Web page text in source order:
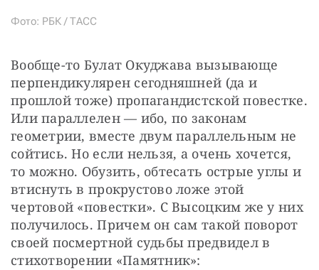
Фото: РБК / ТАСС
Вообще-то Булат Окуджава вызывающе
перпендикулярен сегодняшней (да и
прошлой тоже) пропагандистской повестке.
Или параллелен — ибо, по законам
геометрии, вместе двум параллельным не
сойтись. Но если нельзя, а очень хочется,
то можно. Обузить, обтесать острые углы и
втиснуть в прокрустово ложе этой
чертовой «повестки». С Высоцким же у них
получилось. Причем он сам такой поворот
своей посмертной судьбы предвидел в
стихотворении «Памятник»: